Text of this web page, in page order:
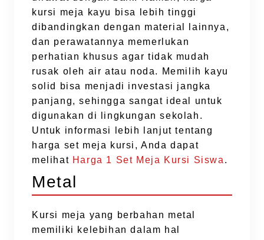
kursi meja kayu bisa lebih tinggi
dibandingkan dengan material lainnya,
dan perawatannya memerlukan
perhatian khusus agar tidak mudah
rusak oleh air atau noda. Memilih kayu
solid bisa menjadi investasi jangka
panjang, sehingga sangat ideal untuk
digunakan di lingkungan sekolah.
Untuk informasi lebih lanjut tentang
harga set meja kursi, Anda dapat
melihat Harga 1 Set Meja Kursi Siswa .
Metal
Kursi meja yang berbahan metal
memiliki kelebihan dalam hal